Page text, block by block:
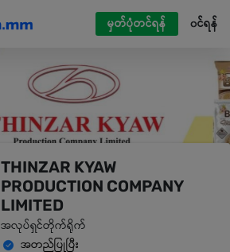
မှတ်ပုံတင်ရန် ၀င်ရန်
THINZAR KYAW
PRODUCTION COMPANY
LIMITED
အလုပ်ရှင်တိုက်ရိုက်
အတည်ပြုပြီး